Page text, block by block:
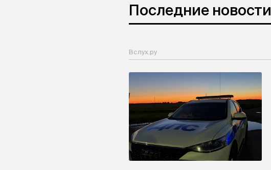
Последние новости
Вслух.ру